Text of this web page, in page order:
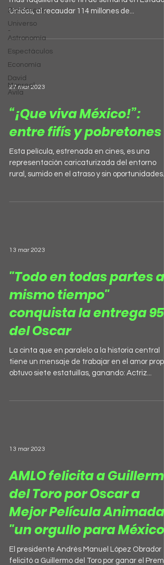
Zacatecas
Universo
-
Astronomía
Espectáculos
Economía
David
Monreal
Ávila
Unidos, al recaudar 114 millones de...
27 mar 2023
“¡Que viva México!”:
entre fifís y pobretones
Esta película, estrenada en cines, es una
representación caricaturizada del entorno
rural, sumido en el atraso y sin oportunidades
13 mar 2023
"Todo en todas partes al
mismo tiempo"
conquista la entrega 95
del Oscar
La cinta que en paralelo a la historia central
tiene un mensaje de trabajar en el amor
obtuvo siete estatuillas, ganando: Actriz...
13 mar 2023
AMLO felicita a Guillermo
del Toro por Oscar a
Mejor Película Animada:
"un orgullo para México"
El presidente Andrés Manuel López Obrador
felicitó a Guillermo del Toro por ganar el